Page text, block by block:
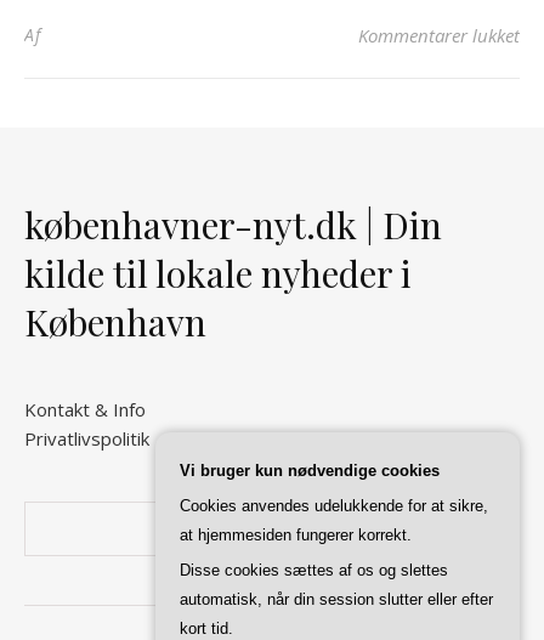
Af Kommentarer lukkettil
københavner-nyt.dk | Din
kilde til lokale nyheder i
København
Kontakt & Info
Privatlivspolitik
Vi bruger kun nødvendige cookies
Cookies anvendes udelukkende for at sikre,
at hjemmesiden fungerer korrekt.
Disse cookies sættes af os og slettes
automatisk, når din session slutter eller efter
kort tid.